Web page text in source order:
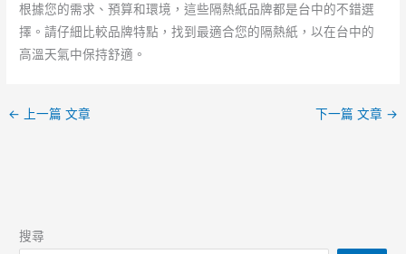
根據您的需求、預算和環境，這些隔熱紙品牌都是台中的不錯選
擇。請仔細比較品牌特點，找到最適合您的隔熱紙，以在台中的
高溫天氣中保持舒適。
← 上一篇 文章 下一篇 文章 →
搜尋